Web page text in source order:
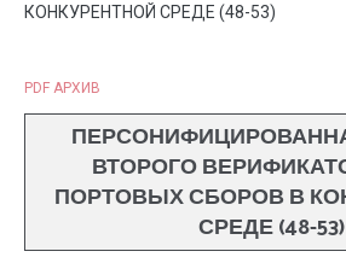
КОНКУРЕНТНОЙ СРЕДЕ (48-53)
PDF АРХИВ
ВТОРОГО
ПОРТОВЫХ СБОРОВ В
СРЕДЕ (48-53)